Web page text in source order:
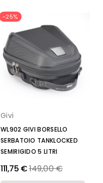
-25%
Givi
WL902 GIVI BORSELLO
SERBATOIO TANKLOCKED
SEMIRIGIDO 5 LITRI
111,75 €Prezzo
149,00 €